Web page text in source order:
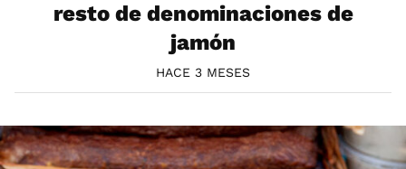
resto de denominaciones de
jamón
HACE 3 MESES